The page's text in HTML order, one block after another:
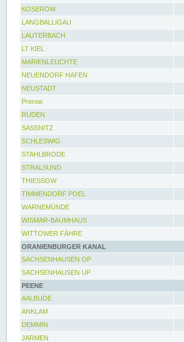
KOSEROW
LANGBALLIGAU
LAUTERBACH
LT KIEL
MARIENLEUCHTE
NEUENDORF HAFEN
NEUSTADT
Prerow
RUDEN
SASSNITZ
SCHLESWIG
STAHLBRODE
STRALSUND
THIESSOW
TIMMENDORF POEL
WARNEMÜNDE
WISMAR-BAUMHAUS
WITTOWER FÄHRE
ORANIENBURGER KANAL
SACHSENHAUSEN OP
SACHSENHAUSEN UP
PEENE
AALBUDE
ANKLAM
DEMMIN
JARMEN